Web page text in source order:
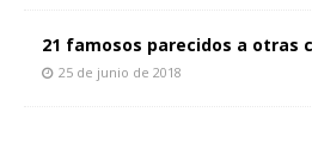
21 famosos parecidos a otras
25 de junio de 2018